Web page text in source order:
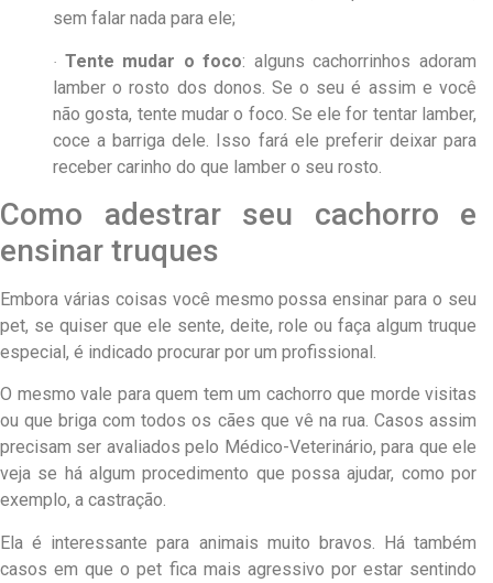
sem falar nada para ele;
· Tente mudar o foco: alguns cachorrinhos adoram
lamber o rosto dos donos. Se o seu é assim e você
não gosta, tente mudar o foco. Se ele for tentar lamber,
coce a barriga dele. Isso fará ele preferir deixar para
receber carinho do que lamber o seu rosto.
Como adestrar seu cachorro e
ensinar truques
Embora várias coisas você mesmo possa ensinar para o seu
pet, se quiser que ele sente, deite, role ou faça algum truque
especial, é indicado procurar por um profissional.
O mesmo vale para quem tem um cachorro que morde visitas
ou que briga com todos os cães que vê na rua. Casos assim
precisam ser avaliados pelo Médico-Veterinário, para que ele
veja se há algum procedimento que possa ajudar, como por
exemplo, a castração.
Ela é interessante para animais muito bravos. Há também
casos em que o pet fica mais agressivo por estar sentindo